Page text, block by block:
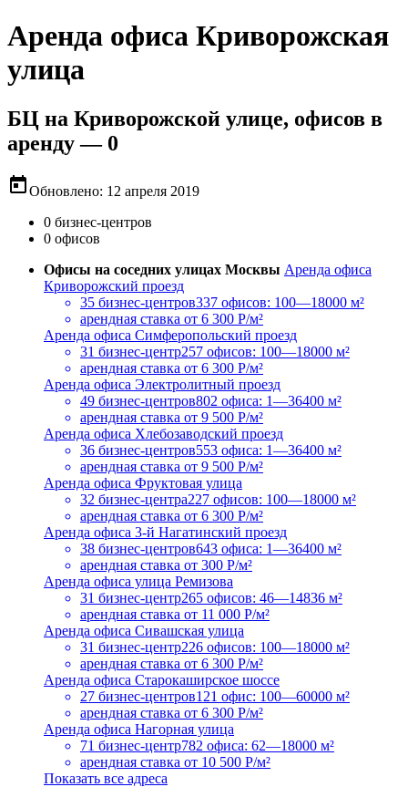
Аренда офиса Криворожская
улица
БЦ на Криворожской улице, офисов в
аренду — 0
todayОбновлено: 12 апреля 2019
0 бизнес-центров
0 офисов
Офисы на соседних улицах Москвы Аренда офиса
Криворожский проезд
35 бизнес-центров337 офисов: 100—18000 м²
арендная ставка от 6 300 Р/м²
Аренда офиса Симферопольский проезд
31 бизнес-центр257 офисов: 100—18000 м²
арендная ставка от 6 300 Р/м²
Аренда офиса Электролитный проезд
49 бизнес-центров802 офиса: 1—36400 м²
арендная ставка от 9 500 Р/м²
Аренда офиса Хлебозаводский проезд
36 бизнес-центров553 офиса: 1—36400 м²
арендная ставка от 9 500 Р/м²
Аренда офиса Фруктовая улица
32 бизнес-центра227 офисов: 100—18000 м²
арендная ставка от 6 300 Р/м²
Аренда офиса 3-й Нагатинский проезд
38 бизнес-центров643 офиса: 1—36400 м²
арендная ставка от 300 Р/м²
Аренда офиса улица Ремизова
31 бизнес-центр265 офисов: 46—14836 м²
арендная ставка от 11 000 Р/м²
Аренда офиса Сивашская улица
31 бизнес-центр226 офисов: 100—18000 м²
арендная ставка от 6 300 Р/м²
Аренда офиса Старокаширское шоссе
27 бизнес-центров121 офис: 100—60000 м²
арендная ставка от 6 300 Р/м²
Аренда офиса Нагорная улица
71 бизнес-центр782 офиса: 62—18000 м²
арендная ставка от 10 500 Р/м²
Показать все адреса